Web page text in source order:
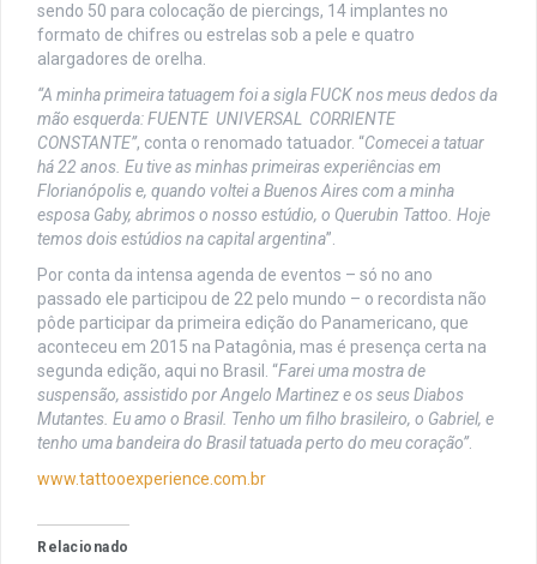
sendo 50 para colocação de piercings, 14 implantes no
formato de chifres ou estrelas sob a pele e quatro
alargadores de orelha.
“A minha primeira tatuagem foi a sigla FUCK nos meus dedos da
mão esquerda: FUENTE UNIVERSAL CORRIENTE
CONSTANTE”, conta o renomado tatuador. “Comecei a tatuar
há 22 anos. Eu tive as minhas primeiras experiências em
Florianópolis e, quando voltei a Buenos Aires com a minha
esposa Gaby, abrimos o nosso estúdio, o Querubin Tattoo. Hoje
temos dois estúdios na capital argentina”.
Por conta da intensa agenda de eventos – só no ano
passado ele participou de 22 pelo mundo – o recordista não
pôde participar da primeira edição do Panamericano, que
aconteceu em 2015 na Patagônia, mas é presença certa na
segunda edição, aqui no Brasil. “Farei uma mostra de
suspensão, assistido por Angelo Martinez e os seus Diabos
Mutantes. Eu amo o Brasil. Tenho um filho brasileiro, o Gabriel, e
tenho uma bandeira do Brasil tatuada perto do meu coração”.
www.tattooexperience.com.br
Relacionado